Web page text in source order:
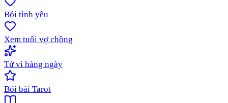
Bói tình yêu
Xem tuổi vợ chồng
Tử vi hàng ngày
Bói bài Tarot